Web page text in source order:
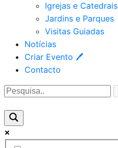
Igrejas e Catedrais
Jardins e Parques
Visitas Guiadas
Notícias
Criar Evento 🖊
Contacto